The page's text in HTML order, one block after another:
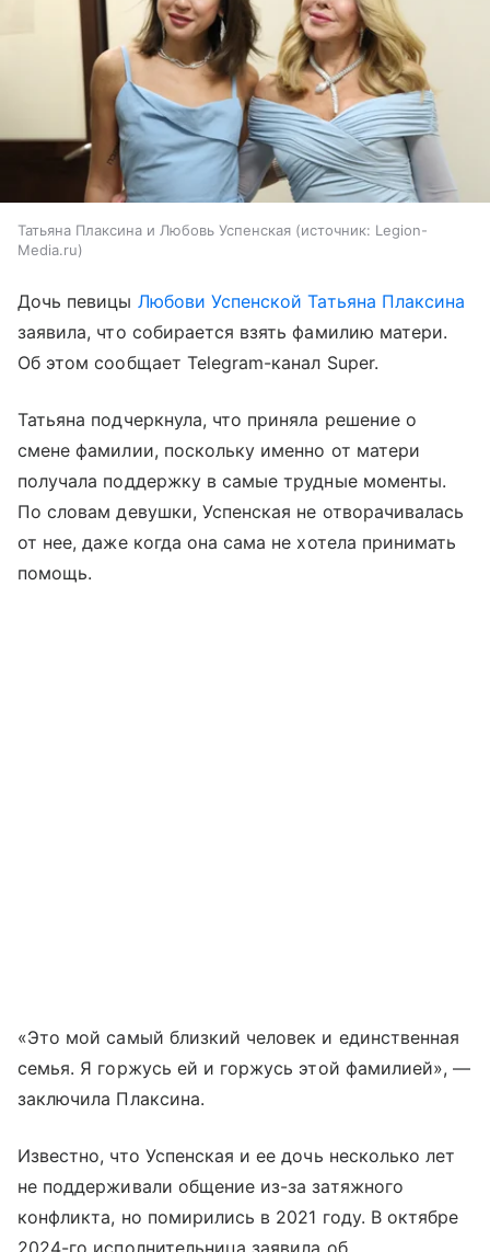
Татьяна Плаксина и Любовь Успенская источник: Legion-
Media.ru
Дочь певицы Любови Успенской Татьяна Плаксина
заявила, что собирается взять фамилию матери.
Об этом сообщает Telegram-канал Super.
Татьяна подчеркнула, что приняла решение о
смене фамилии, поскольку именно от матери
получала поддержку в самые трудные моменты.
По словам девушки, Успенская не отворачивалась
от нее, даже когда она сама не хотела принимать
помощь.
«Это мой самый близкий человек и единственная
семья. Я горжусь ей и горжусь этой фамилией», —
заключила Плаксина.
Известно, что Успенская и ее дочь несколько лет
не поддерживали общение из-за затяжного
конфликта, но помирились в 2021 году. В октябре
2024-го исполнительница заявила об